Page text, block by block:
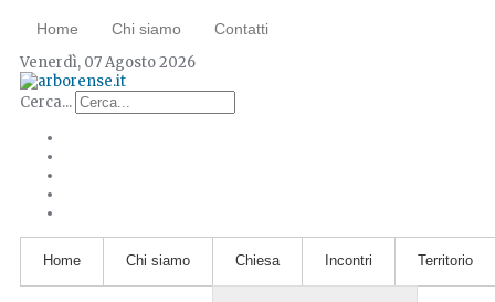
Home Chi siamo Contatti
Venerdì, 07 Agosto 2026
Cerca...
Home Chi siamo Chiesa Incontri Territorio